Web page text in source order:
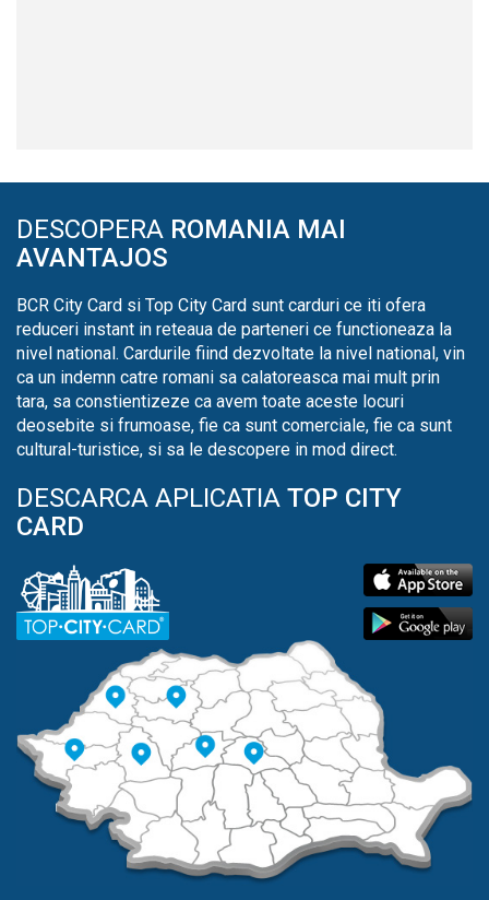
DESCOPERA ROMANIA MAI
AVANTAJOS
BCR City Card si Top City Card sunt carduri ce iti ofera
reduceri instant in reteaua de parteneri ce functioneaza la
nivel national. Cardurile fiind dezvoltate la nivel national, vin
ca un indemn catre romani sa calatoreasca mai mult prin
tara, sa constientizeze ca avem toate aceste locuri
deosebite si frumoase, fie ca sunt comerciale, fie ca sunt
cultural-turistice, si sa le descopere in mod direct.
DESCARCA APLICATIA TOP CITY
CARD